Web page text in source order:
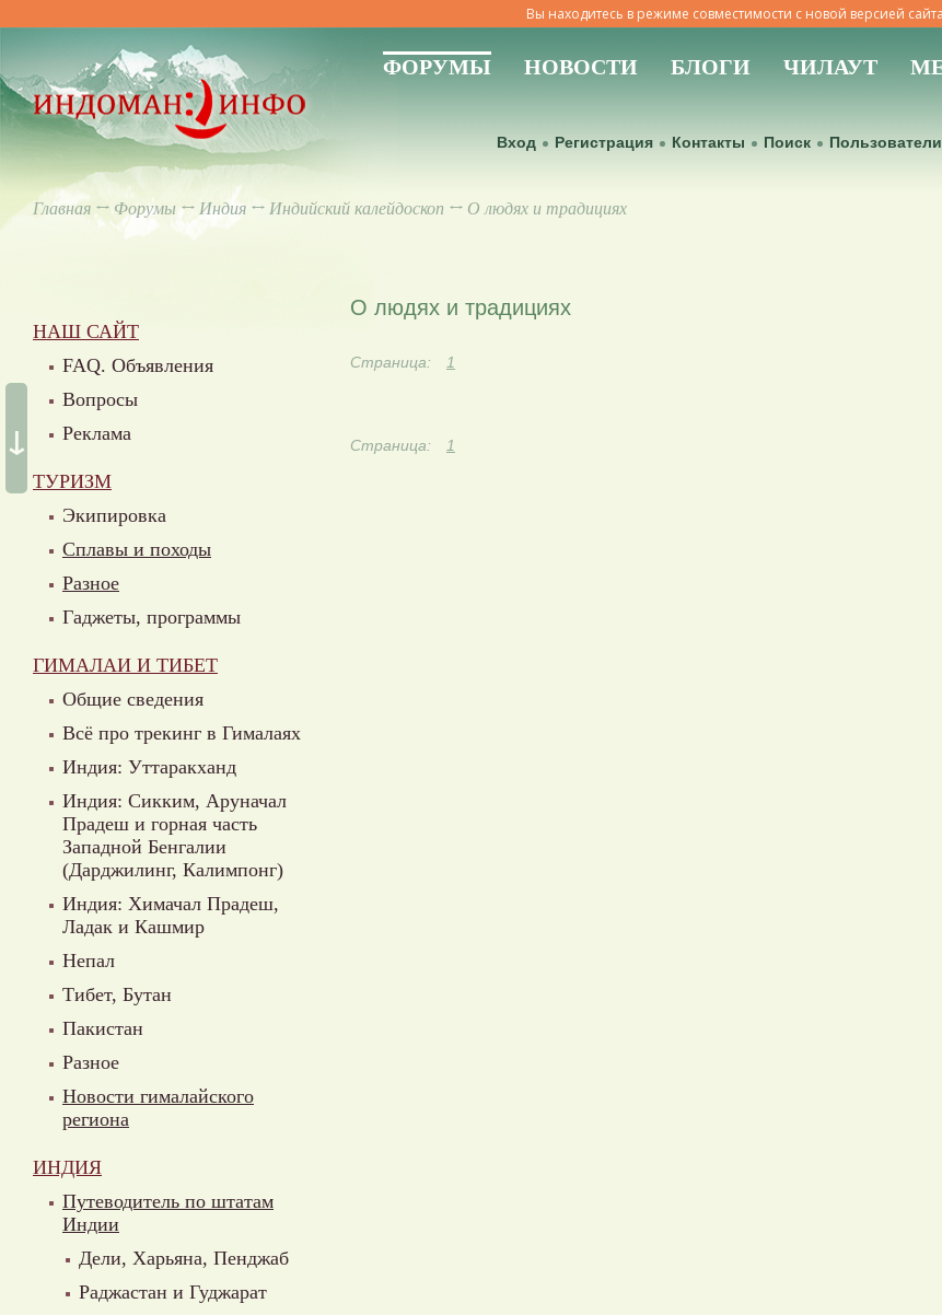
Вы находитесь в режиме совместимости с новой версией сайта
ФОРУМЫ НОВОСТИ БЛОГИ ЧИЛАУТ
Вход Регистрация Контакты Поиск Пользователи
Главная ↔ Форумы↔ Индия ↔ Индийский калейдоскоп ↔ О людях и традициях
↓
НАШ САЙТ
FAQ. Объявления
Вопросы
Реклама
ТУРИЗМ
Экипировка
Сплавы и походы
Разное
Гаджеты, программы
ГИМАЛАИ И ТИБЕТ
Общие сведения
Всё про трекинг в Гималаях
Индия: Уттаракханд
Индия: Сикким, Аруначал
Прадеш и горная часть
Западной Бенгалии
(Дарджилинг, Калимпонг)
Индия: Химачал Прадеш,
Ладак и Кашмир
Непал
Тибет, Бутан
Пакистан
Разное
Новости гималайского
региона
ИНДИЯ
Путеводитель по штатам
Индии
Дели, Харьяна, Пенджаб
Раджастан и Гуджарат
О людях и традициях
Страница: 1
Страница: 1